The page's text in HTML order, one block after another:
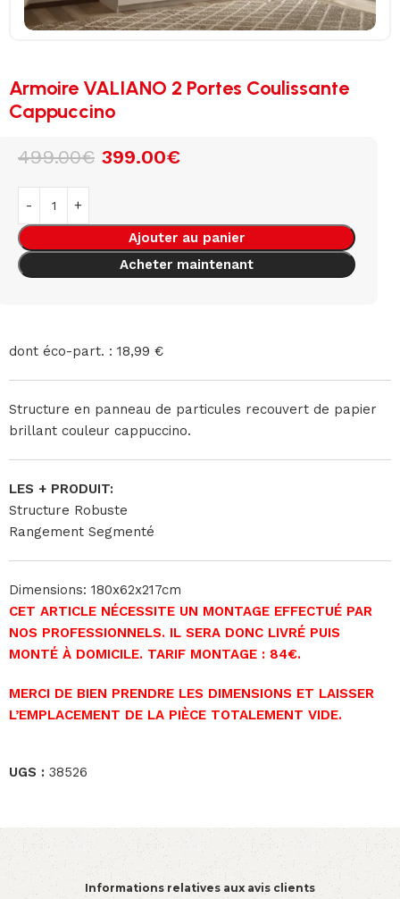
Armoire VALIANO 2 Portes Coulissante
Cappuccino
499.00€ 399.00€
Ajouter au panier
Acheter maintenant
dont éco-part. : 18,99 €
Structure en panneau de particules recouvert de papier
brillant couleur cappuccino.
LES + PRODUIT:
Structure Robuste
Rangement Segmenté
Dimensions: 180x62x217cm
CET ARTICLE NÉCESSITE UN MONTAGE EFFECTUÉ PAR
NOS PROFESSIONNELS. IL SERA DONC LIVRÉ PUIS
MONTÉ À DOMICILE. TARIF MONTAGE : 84€.
MERCI DE BIEN PRENDRE LES DIMENSIONS ET LAISSER
L’EMPLACEMENT DE LA PIÈCE TOTALEMENT VIDE.
UGS : 38526
Informations relatives aux avis clients